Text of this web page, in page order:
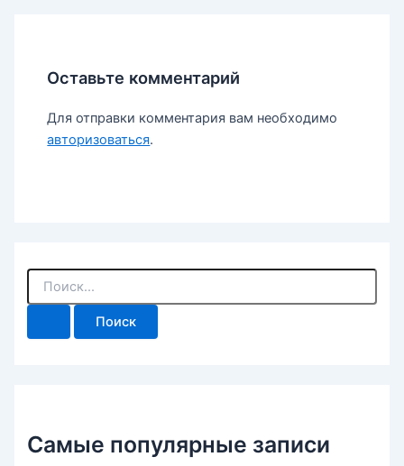
Оставьте комментарий
Для отправки комментария вам необходимо
авторизоваться.
П
и
Самые популярные записи